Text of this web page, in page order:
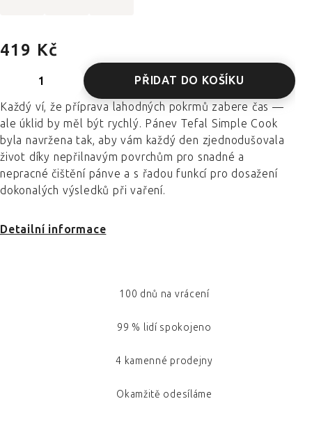
419 Kč
PŘIDAT DO KOŠÍKU
Každý ví, že příprava lahodných pokrmů zabere čas —
ale úklid by měl být rychlý. Pánev Tefal Simple Cook
byla navržena tak, aby vám každý den zjednodušovala
život díky nepřilnavým povrchům pro snadné a
nepracné čištění pánve a s řadou funkcí pro dosažení
dokonalých výsledků při vaření.
Detailní informace
100 dnů na vrácení
99 % lidí spokojeno
4 kamenné prodejny
Okamžitě odesíláme